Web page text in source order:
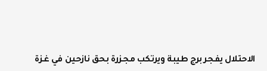
الاحتلال يفجر برج طيبة ويرتكب مجزرة بحق نازحين في غزة